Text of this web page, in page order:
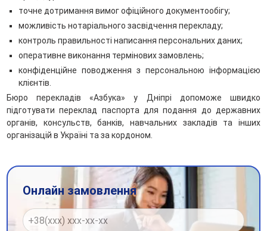
точне дотримання вимог офіційного документообігу;
можливість нотаріального засвідчення перекладу;
контроль правильності написання персональних даних;
оперативне виконання термінових замовлень;
конфіденційне поводження з персональною інформацією
клієнтів.
Бюро перекладів «Азбука» у Дніпрі допоможе швидко
підготувати переклад паспорта для подання до державних
органів, консульств, банків, навчальних закладів та інших
організацій в Україні та за кордоном.
Онлайн замовлення